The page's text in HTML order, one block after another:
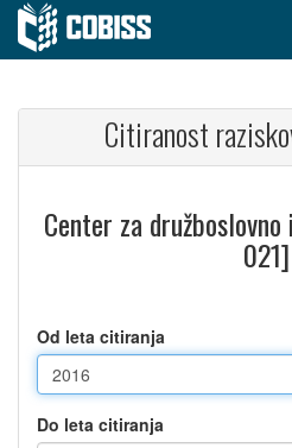
Citiranost
Center za
021]
Od leta citiranja
Do leta citiranja